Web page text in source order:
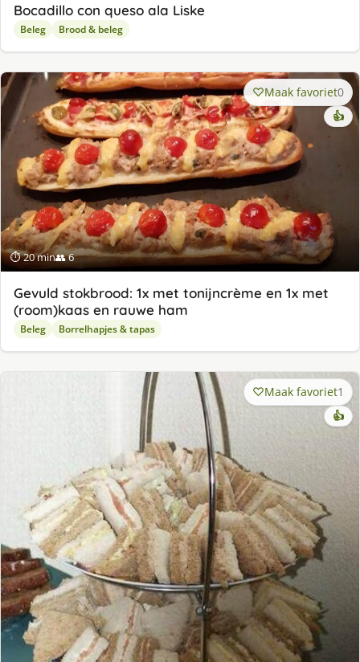
Bocadillo con queso ala Liske
Beleg Brood & beleg
⏱ 20 min👥 6
Maak favoriet0
👍
Gevuld stokbrood: 1x met tonijncrème en 1x met
(room)kaas en rauwe ham
Beleg Borrelhapjes & tapas
Maak favoriet1
👍